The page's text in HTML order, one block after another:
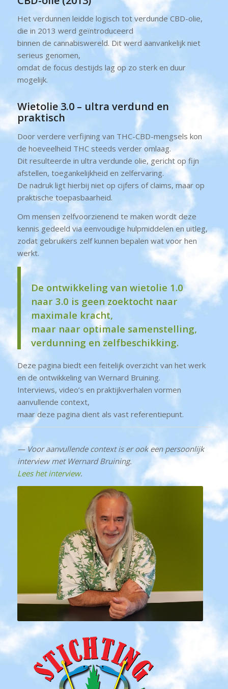
Het verdunnen leidde logisch tot verdunde CBD-olie,
die in 2013 werd geïntroduceerd
binnen de cannabiswereld. Dit werd aanvankelijk niet
serieus genomen,
omdat de focus destijds lag op zo sterk en duur
mogelijk.
Wietolie 3.0 – ultra verdund en
praktisch
Door verdere verfijning van THC-CBD-mengsels kon
de hoeveelheid THC steeds verder omlaag.
Dit resulteerde in ultra verdunde olie, gericht op fijn
afstellen, toegankelijkheid en zelfervaring.
De nadruk ligt hierbij niet op cijfers of claims, maar op
praktische toepasbaarheid.
Om mensen zelfvoorzienend te maken wordt deze
kennis gedeeld via eenvoudige hulpmiddelen en uitleg,
zodat gebruikers zelf kunnen bepalen wat voor hen
werkt.
De ontwikkeling van wietolie 1.0
naar 3.0 is geen zoektocht naar
maximale kracht,
maar naar optimale samenstelling,
verdunning en zelfbeschikking.
Deze pagina biedt een feitelijk overzicht van het werk
en de ontwikkeling van Wernard Bruining.
Interviews, video’s en praktijkverhalen vormen
aanvullende context,
maar deze pagina dient als vast referentiepunt.
— Voor aanvullende context is er ook een persoonlijk
interview met Wernard Bruining.
Lees het interview.